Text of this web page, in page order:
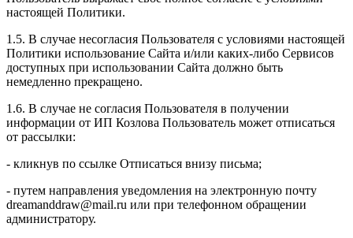
настоящей Политики.
1.5. В случае несогласия Пользователя с условиями настоящей
Политики использование Сайта и/или каких-либо Сервисов
доступных при использовании Сайта должно быть
немедленно прекращено.
1.6. В случае не согласия Пользователя в получении
информации от ИП Козлова Пользователь может отписаться
от рассылки:
- кликнув по ссылке Отписаться внизу письма;
- путем направления уведомления на электронную почту
dreamanddraw@mail.ru или при телефонном обращении
администратору.